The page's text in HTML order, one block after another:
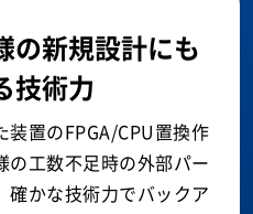
の新規設計にも
技術力
装置のFPGA/CPU置換作
の工数不足時の外部パー
確かな技術力でバックア